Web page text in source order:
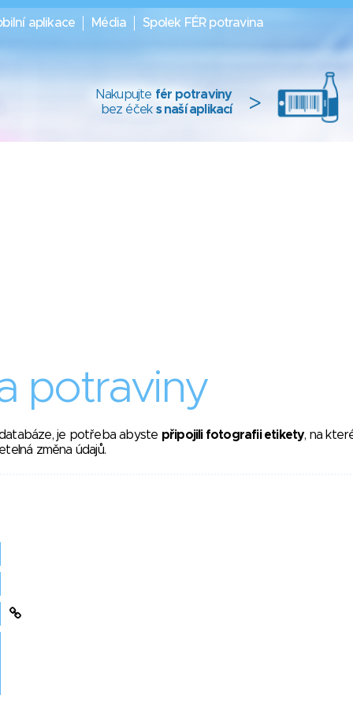
aplikace Média Spolek FÉR potravina
Nakupujte fér potraviny
bez éček s naší aplikací >
potraviny
je potřeba abyste připojili fotografii etikety, na
změna údajů.